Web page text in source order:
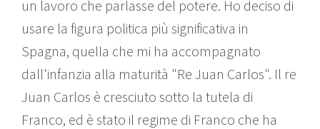
un lavoro che parlasse del potere. Ho deciso di
usare la figura politica più significativa in
Spagna, quella che mi ha accompagnato
dall'infanzia alla maturità "Re Juan Carlos". Il re
Juan Carlos è cresciuto sotto la tutela di
Franco, ed è stato il regime di Franco che ha